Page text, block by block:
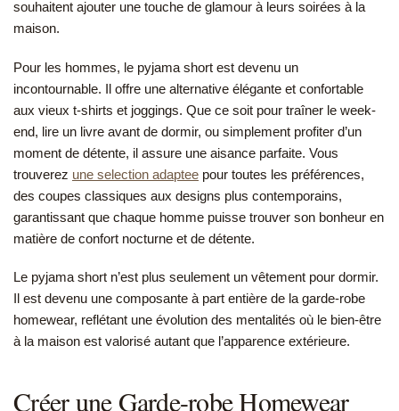
souhaitent ajouter une touche de glamour à leurs soirées à la
maison.
Pour les hommes, le pyjama short est devenu un
incontournable. Il offre une alternative élégante et confortable
aux vieux t-shirts et joggings. Que ce soit pour traîner le week-
end, lire un livre avant de dormir, ou simplement profiter d’un
moment de détente, il assure une aisance parfaite. Vous
trouverez une selection adaptee pour toutes les préférences,
des coupes classiques aux designs plus contemporains,
garantissant que chaque homme puisse trouver son bonheur en
matière de confort nocturne et de détente.
Le pyjama short n’est plus seulement un vêtement pour dormir.
Il est devenu une composante à part entière de la garde-robe
homewear, reflétant une évolution des mentalités où le bien-être
à la maison est valorisé autant que l’apparence extérieure.
Créer une Garde-robe Homewear